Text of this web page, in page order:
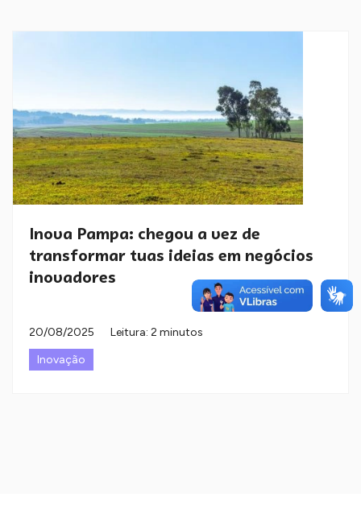
Inova Pampa: chegou a vez de
transformar tuas ideias em negócios
inovadores
20/08/2025
Leitura: 2 minutos
Inovação